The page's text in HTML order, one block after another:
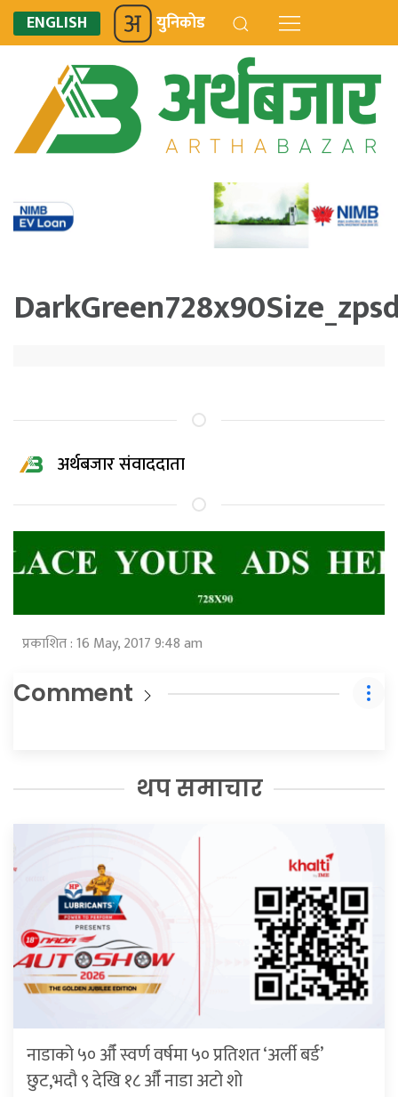
ENGLISH युनिकोड
अर्थबजार संवाददाता
प्रकाशित : 16 May, 2017 9:48 am
Comment
थप समाचार
नाडाको ५० औँ स्वर्ण वर्षमा ५० प्रतिशत ‘अर्ली बर्ड’
छुट,भदौ ९ देखि १८ औँ नाडा अटो शो